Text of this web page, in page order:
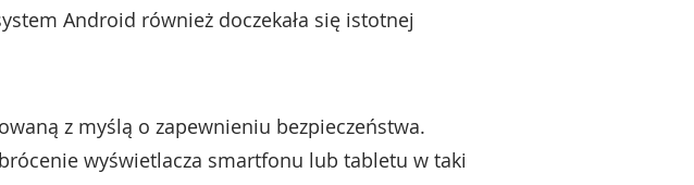
Android również doczekała się istotnej
z myślą o zapewnieniu bezpieczeństwa.
wyświetlacza smartfonu lub tabletu w taki